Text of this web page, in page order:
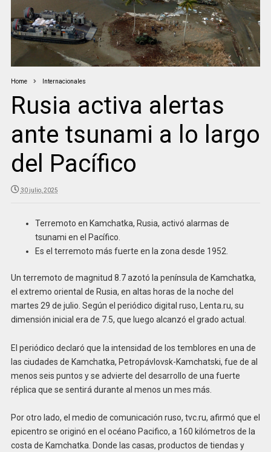
Home Internacionales
Rusia activa alertas
ante tsunami a lo largo
del Pacífico
30 julio, 2025
Terremoto en Kamchatka, Rusia, activó alarmas de
tsunami en el Pacífico.
Es el terremoto más fuerte en la zona desde 1952.
Un terremoto de magnitud 8.7 azotó la península de Kamchatka,
el extremo oriental de Rusia, en altas horas de la noche del
martes 29 de julio. Según el periódico digital ruso, Lenta.ru, su
dimensión inicial era de 7.5, que luego alcanzó el grado actual.
El periódico declaró que la intensidad de los temblores en una de
las ciudades de Kamchatka, Petropávlovsk-Kamchatski, fue de al
menos seis puntos y se advierte del desarrollo de una fuerte
réplica que se sentirá durante al menos un mes más.
Por otro lado, el medio de comunicación ruso, tvc.ru, afirmó que el
epicentro se originó en el océano Pacifico, a 160 kilómetros de la
costa de Kamchatka. Donde las casas, productos de tiendas y